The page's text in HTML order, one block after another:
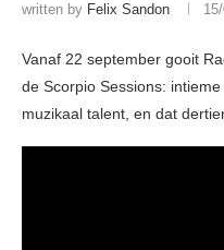
written by Felix Sandon
Vanaf 22 september gooit
de Scorpio Sessions:
muzikaal talent, en dat